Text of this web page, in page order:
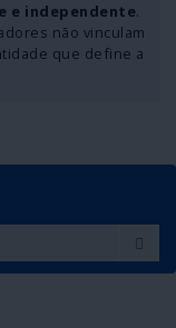
e independente.
não vinculam
que define a